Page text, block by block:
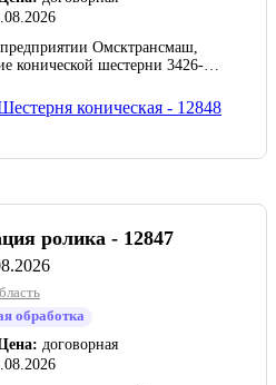
Омсктрансмаш,
конической шестерни 3426-
ролика - 12847
обработка
договорная